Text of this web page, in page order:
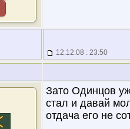
12.12.08 : 23:50
Зато Одинцов
стал и давай
отдача его не